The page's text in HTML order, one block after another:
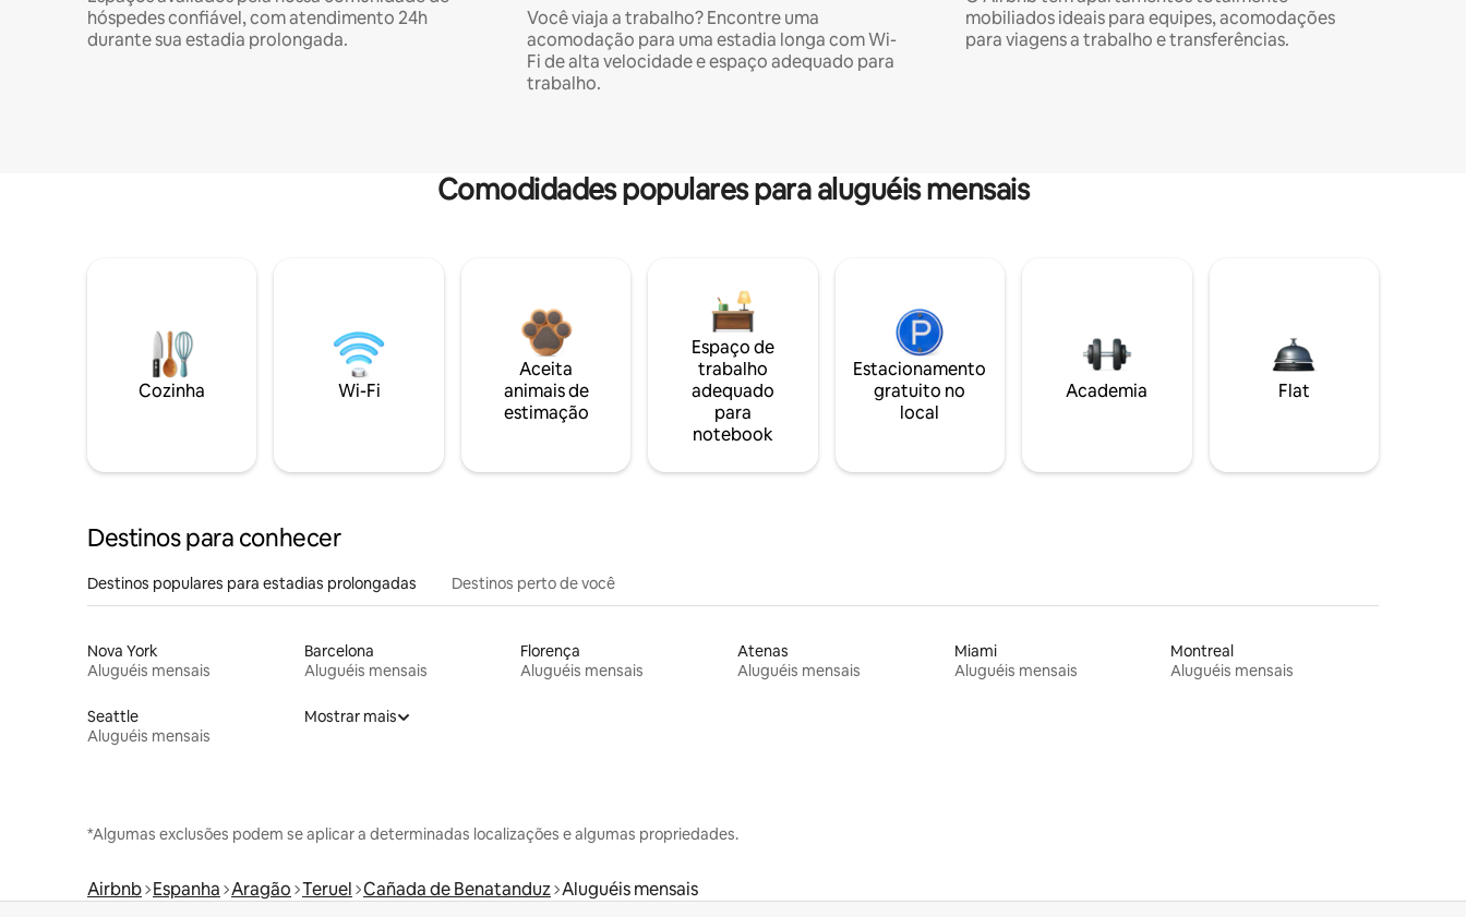
hóspedes confiável, com atendimento 24h
durante sua estadia prolongada.
Você viaja a trabalho? Encontre uma
acomodação para uma estadia longa com Wi-
Fi de alta velocidade e espaço adequado para
trabalho.
mobiliados ideais para equipes, acomodações
para viagens a trabalho e transferências.
Comodidades populares para aluguéis mensais
Cozinha Wi-Fi
Aceita
animais de
estimação
Espaço de
trabalho
adequado
para
notebook
Estacionamento
gratuito no
local
Academia Flat
Destinos para conhecer
Destinos populares para estadias prolongadas Destinos perto de você
Nova York
Aluguéis mensais
Barcelona
Aluguéis mensais
Florença
Aluguéis mensais
Atenas
Aluguéis mensais
Miami
Aluguéis mensais
Montreal
Aluguéis mensais
Seattle
Aluguéis mensais
Mostrar mais
*Algumas exclusões podem se aplicar a determinadas localizações e algumas propriedades.
Airbnb Espanha Aragão Teruel Cañada de Benatanduz Aluguéis mensais